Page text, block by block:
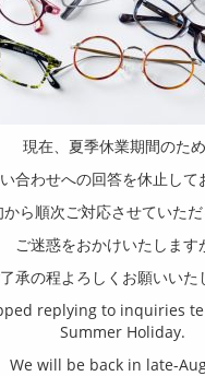
現在、夏季休業期間のため
合わせへの回答を休止して
ら順次ご対応させていただ
ご迷惑をおかけいたします
承の程よろしくお願いいた
replying to inquiries
Summer Holiday.
We will be back in late-